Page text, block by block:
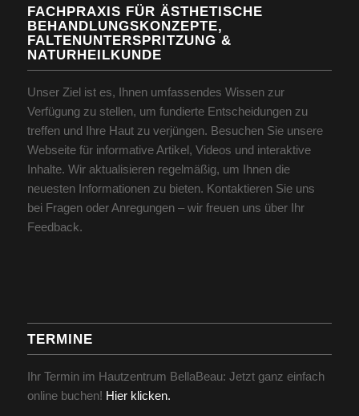
FACHPRAXIS FÜR ÄSTHETISCHE
BEHANDLUNGSKONZEPTE,
FALTENUNTERSPRITZUNG &
NATURHEILKUNDE
Unser Ziel ist es, Ihnen umfassendes Wissen zur
Verfügung zu stellen, um fundierte Entscheidungen zu
treffen und Ihre Haut zu verjüngen. Besuchen Sie unsere
Webseite für informative Artikel, Videos und interaktive
Inhalte. Wir aktualisieren regelmäßig, um Ihnen die
neuesten Informationen zu bieten. Kontaktieren Sie uns
bei Fragen oder Anregungen – wir freuen uns über Ihr
Feedback.
TERMINE
Ihr Termin im Hautzentrum BellaBeau: Jetzt ganz einfach
online buchen! Hier klicken.